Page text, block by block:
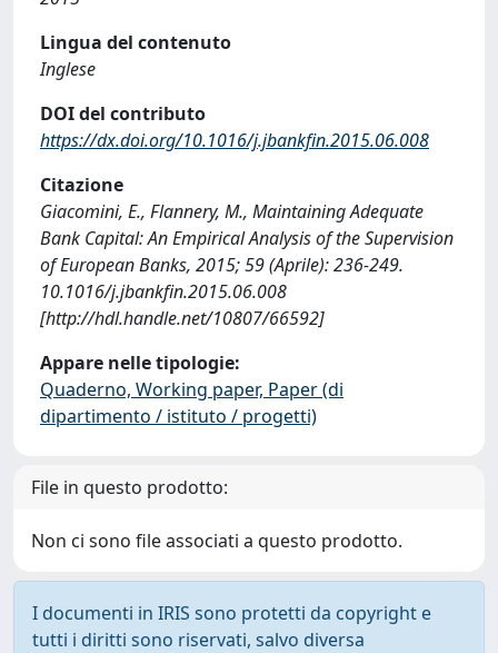
Lingua del contenuto
Inglese
DOI del contributo
https://dx.doi.org/10.1016/j.jbankfin.2015.06.008
Citazione
Giacomini, E., Flannery, M., Maintaining Adequate
Bank Capital: An Empirical Analysis of the Supervision
of European Banks, 2015; 59 (Aprile): 236-249.
10.1016/j.jbankfin.2015.06.008
[http://hdl.handle.net/10807/66592]
Appare nelle tipologie:
Quaderno, Working paper, Paper (di
dipartimento / istituto / progetti)
File in questo prodotto:
Non ci sono file associati a questo prodotto.
I documenti in IRIS sono protetti da copyright e
tutti i diritti sono riservati, salvo diversa